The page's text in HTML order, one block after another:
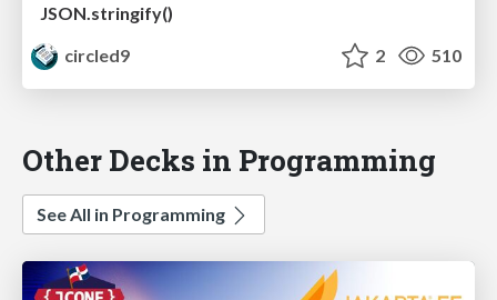
JSON.stringify()
circled9
2 510
Other Decks in Programming
See All in Programming